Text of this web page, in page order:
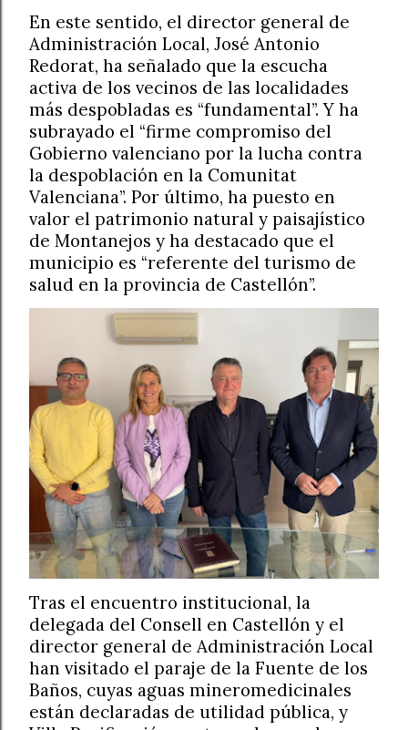
En este sentido, el director general de
Administración Local, José Antonio
Redorat, ha señalado que la escucha
activa de los vecinos de las localidades
más despobladas es “fundamental”. Y ha
subrayado el “firme compromiso del
Gobierno valenciano por la lucha contra
la despoblación en la Comunitat
Valenciana”. Por último, ha puesto en
valor el patrimonio natural y paisajístico
de Montanejos y ha destacado que el
municipio es “referente del turismo de
salud en la provincia de Castellón”.
Tras el encuentro institucional, la
delegada del Consell en Castellón y el
director general de Administración Local
han visitado el paraje de la Fuente de los
Baños, cuyas aguas mineromedicinales
están declaradas de utilidad pública, y